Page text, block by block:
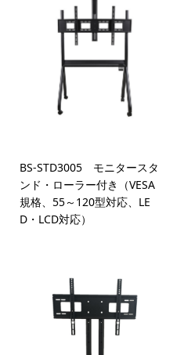
BS-STD3005 モニタースタ
ンド・ローラー付き（VESA
規格、55～120型対応、LE
D・LCD対応）